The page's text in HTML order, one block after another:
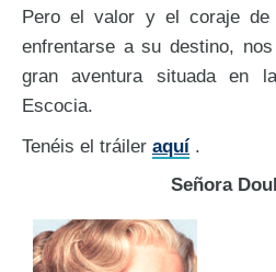
Pero el valor y el coraje de
enfrentarse a su destino,
gran aventura situada en
Escocia.
Tenéis el tráiler aquí .
Señora